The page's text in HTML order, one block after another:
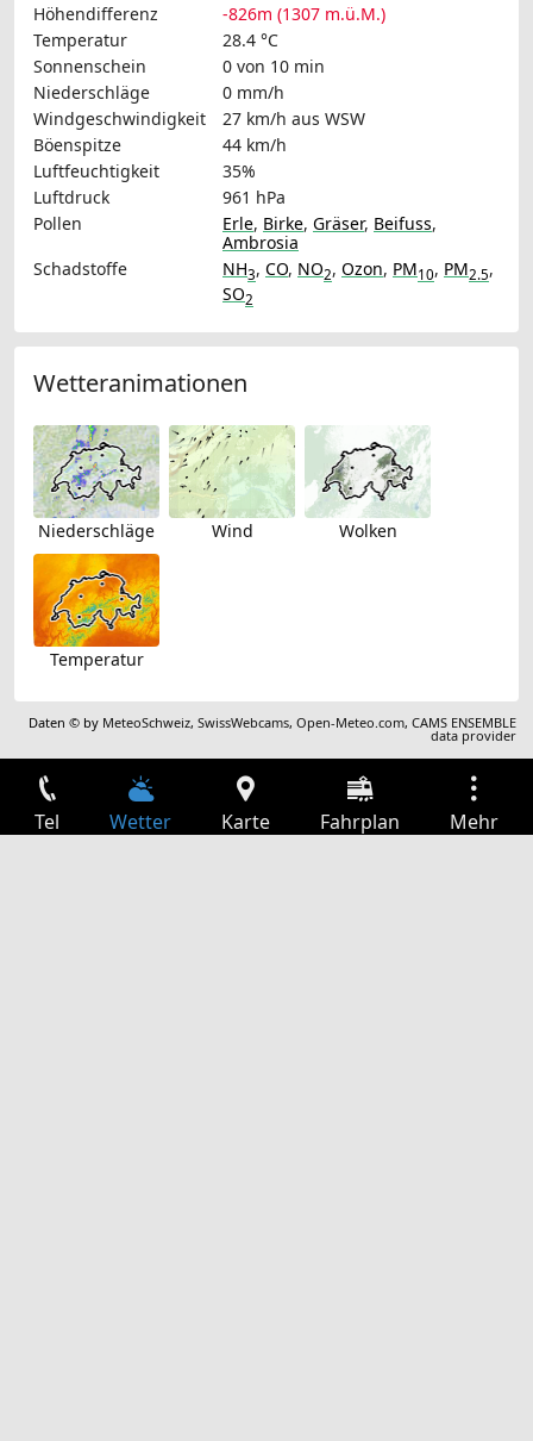
Höhendifferenz
-826m (1307 m.ü.M.)
Temperatur
28.4 °C
Sonnenschein
0 von 10 min
Niederschläge
0 mm/h
Windgeschwindigkeit
27 km/h aus WSW
Böenspitze
44 km/h
Luftfeuchtigkeit
35%
Luftdruck
961 hPa
Pollen
Erle, Birke, Gräser, Beifuss,
Ambrosia
Schadstoffe
NH3, CO, NO2, Ozon, PM10, PM2.5,
SO2
Wetteranimationen
Niederschläge Wind Wolken
Temperatur
Daten © by MeteoSchweiz,SwissWebcams,Open-Meteo.com,CAMS ENSEMBLE
data provider
Tel Wetter Karte Fahrplan Mehr